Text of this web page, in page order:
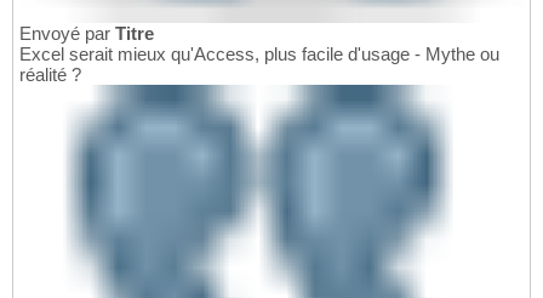
Envoyé par Titre
Excel serait mieux qu'Access, plus facile d'usage - Mythe ou
réalité ?